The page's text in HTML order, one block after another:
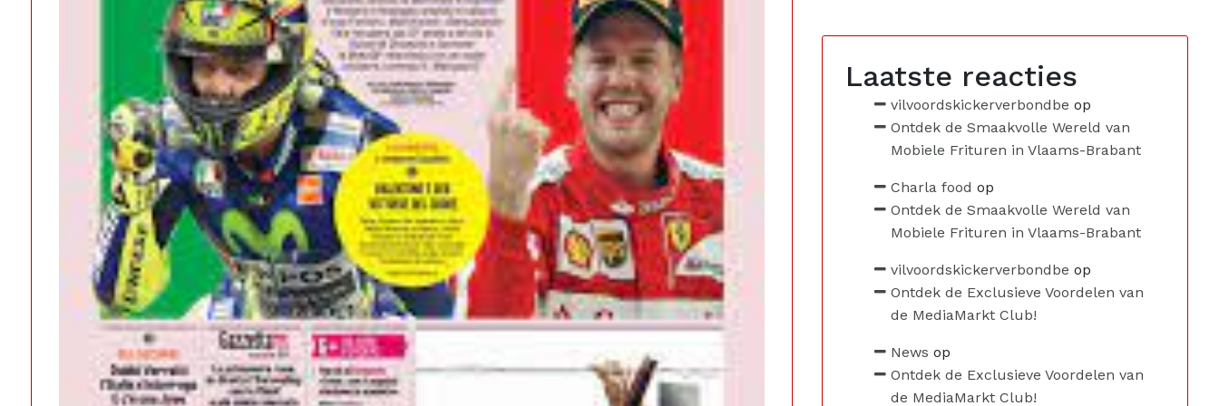
Laatste reacties
vilvoordskickerverbondbe op
Ontdek de Smaakvolle Wereld van
Mobiele Frituren in Vlaams-Brabant
Charla food op
Ontdek de Smaakvolle Wereld van
Mobiele Frituren in Vlaams-Brabant
vilvoordskickerverbondbe op
Ontdek de Exclusieve Voordelen van
de MediaMarkt Club!
News op
Ontdek de Exclusieve Voordelen van
de MediaMarkt Club!